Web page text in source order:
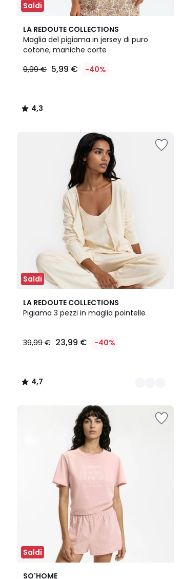
Saldi
LA REDOUTE COLLECTIONS
Maglia del pigiama in jersey di puro
cotone, maniche corte
9,99 € 5,99 € -40%
4,3
/ 5
4,3
/
Saldi
LA REDOUTE COLLECTIONS
Pigiama 3 pezzi in maglia pointelle
39,99 € 23,99 € -40%
4,7
/ 5
2
Colori
4,7
/
Saldi
SO'HOME
5
2